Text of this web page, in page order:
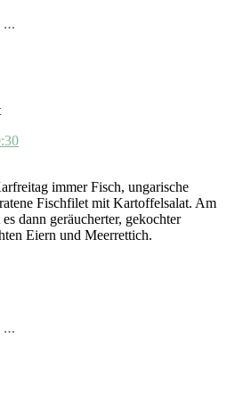
…
immer Fisch, ungarische
Fischfilet mit Kartoffelsalat. Am
dann geräucherter, gekochter
Eiern und Meerrettich.
…